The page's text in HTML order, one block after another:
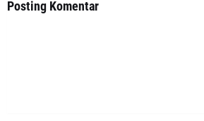
Posting Komentar